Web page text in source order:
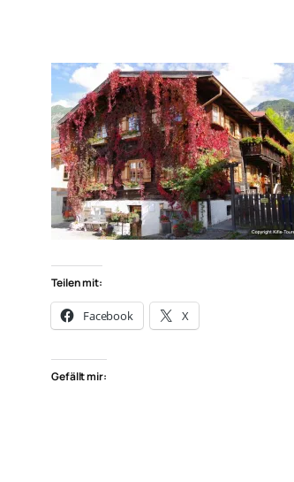
Teilen mit:
Facebook X
Gefällt mir: